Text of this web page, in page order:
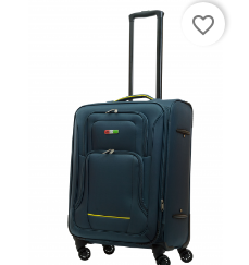
favorite_border